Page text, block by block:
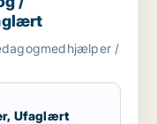
/
Ufaglært